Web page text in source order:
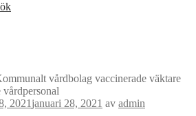
vårdbolag vaccinerade väktare
2021 januari 28, 2021 av admin